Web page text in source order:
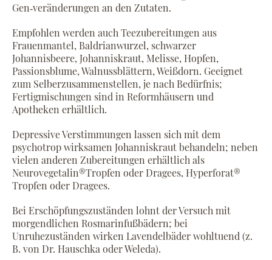
Gen‐veränderungen an den Zutaten.
Empfohlen werden auch Teezubereitungen aus
Frauenmantel, Baldrianwurzel, schwarzer
Johannisbeere, Johanniskraut, Melisse, Hopfen,
Passionsblume, Walnussblättern, Weißdorn. Geeignet
zum Selberzusammenstellen, je nach Bedürfnis;
Fertigmischungen sind in Reformhäusern und
Apotheken erhältlich.
Depressive Verstimmungen lassen sich mit dem
psychotrop wirksamen Johanniskraut behandeln; neben
vielen anderen Zubereitungen erhältlich als
Neurovegetalin®Tropfen oder Dragees, Hyperforat®
Tropfen oder Dragees.
Bei Erschöpfungszuständen lohnt der Versuch mit
morgendlichen Rosmarinfußbädern; bei
Unruhezuständen wirken Lavendelbäder wohltuend (z.
B. von Dr. Hauschka oder Weleda).